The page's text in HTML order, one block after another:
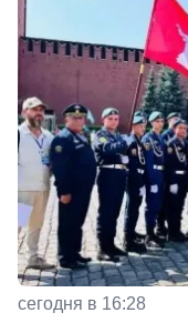
сегодня в 16:28